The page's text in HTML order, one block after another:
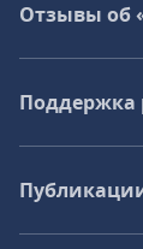
Отзывы об
Поддержка